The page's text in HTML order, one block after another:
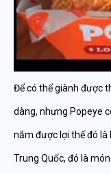
Để có thể giành được
dàng, nhưng Popeye
nắm được lợi thế đó là
Trung Quốc, đó là